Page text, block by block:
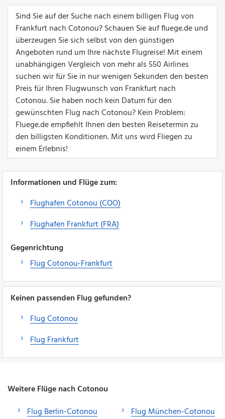
Sind Sie auf der Suche nach einem billigen Flug von
Frankfurt nach Cotonou? Schauen Sie auf fluege.de und
überzeugen Sie sich selbst von den günstigen
Angeboten rund um Ihre nächste Flugreise! Mit einem
unabhängigen Vergleich von mehr als 550 Airlines
suchen wir für Sie in nur wenigen Sekunden den besten
Preis für Ihren Flugwunsch von Frankfurt nach
Cotonou. Sie haben noch kein Datum für den
gewünschten Flug nach Cotonou? Kein Problem:
Fluege.de empfiehlt Ihnen den besten Reisetermin zu
den billigsten Konditionen. Mit uns wird Fliegen zu
einem Erlebnis!
Informationen und Flüge zum:
Flughafen Cotonou (COO)
Flughafen Frankfurt (FRA)
Gegenrichtung
Flug Cotonou-Frankfurt
Keinen passenden Flug gefunden?
Flug Cotonou
Flug Frankfurt
Weitere Flüge nach Cotonou
Flug Berlin-Cotonou
Flug München-Cotonou